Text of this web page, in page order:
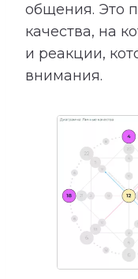
общения. Это
качества, на
и реакции,
внимания.